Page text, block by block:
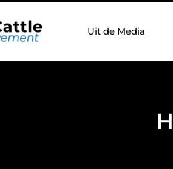
Uit de Media